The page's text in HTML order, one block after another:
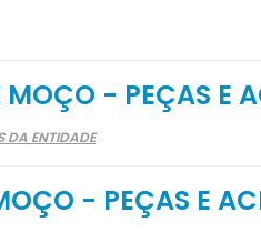
MOÇO - PEÇAS E
DA ENTIDADE
- PEÇAS E